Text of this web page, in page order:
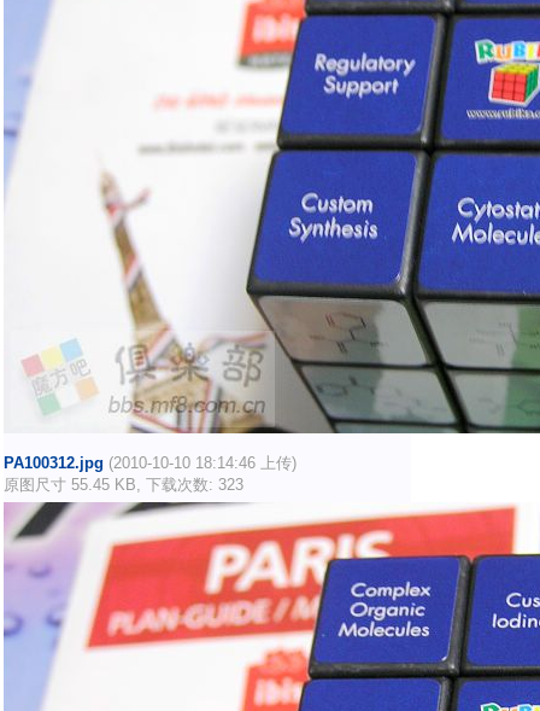
PA100312.jpg (2010-10-10 18:14:46 上传)
原图尺寸 55.45 KB, 下载次数: 323